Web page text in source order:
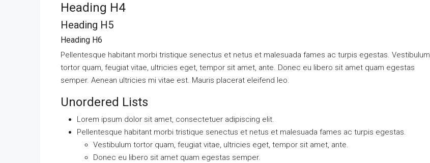
Heading H4
Heading H5
Heading H6
Pellentesque habitant morbi tristique senectus et netus et malesuada fames ac turpis egestas. Vestibulum
tortor quam, feugiat vitae, ultricies eget, tempor sit amet, ante. Donec eu libero sit amet quam egestas
semper. Aenean ultricies mi vitae est. Mauris placerat eleifend leo.
Unordered Lists
Lorem ipsum dolor sit amet, consectetuer adipiscing elit.
Pellentesque habitant morbi tristique senectus et netus et malesuada fames ac turpis egestas.
Vestibulum tortor quam, feugiat vitae, ultricies eget, tempor sit amet, ante.
Donec eu libero sit amet quam egestas semper.
3 1 1 1789 sqft
APARTMENT
Texas, 75007, United States
3 2 2 1850 sqft